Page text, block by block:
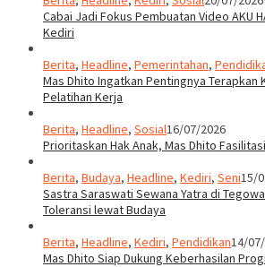
Cabai Jadi Fokus Pembuatan Video AKU
Kediri
Berita, Headline, Pemerintahan,
Mas Dhito Ingatkan Pentingnya Terapkan
Pelatihan Kerja
Berita, Headline, Sosial16/07/2026
Prioritaskan Hak Anak, Mas Dhito
Berita, Budaya, Headline, Kediri, Seni15/
Sastra Saraswati Sewana Yatra di
Toleransi lewat Budaya
Berita, Headline, Kediri, Pendidikan14/
Mas Dhito Siap Dukung Keberhasilan